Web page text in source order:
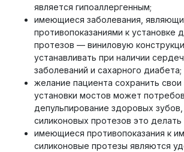
является гипоаллергенным;
имеющиеся заболевания,
противопоказаниями к установке
протезов — виниловую
устанавливать при наличии
заболеваний и сахарного диабета;
желание пациента сохранить
установки мостов может
депульпирование здоровых
силиконовых протезов это
имеющиеся противопоказания к
силиконовые протезы являются